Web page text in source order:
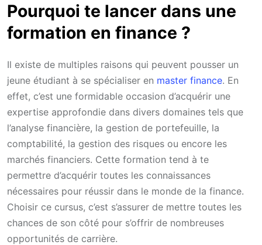
Pourquoi te lancer dans une
formation en finance ?
Il existe de multiples raisons qui peuvent pousser un
jeune étudiant à se spécialiser en master finance. En
effet, c’est une formidable occasion d’acquérir une
expertise approfondie dans divers domaines tels que
l’analyse financière, la gestion de portefeuille, la
comptabilité, la gestion des risques ou encore les
marchés financiers. Cette formation tend à te
permettre d’acquérir toutes les connaissances
nécessaires pour réussir dans le monde de la finance.
Choisir ce cursus, c’est s’assurer de mettre toutes les
chances de son côté pour s’offrir de nombreuses
opportunités de carrière.